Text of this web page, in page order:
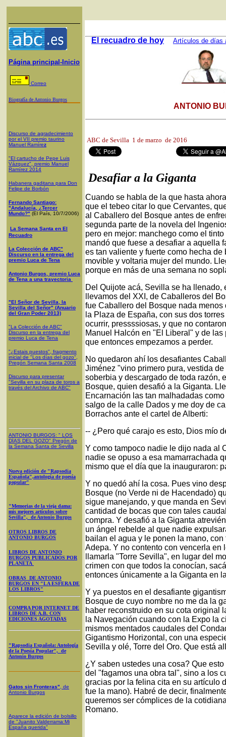
Página principal-Inicio
Correo
Biografía de Antonio Burgos
Discurso de agradecimiento
por el VII premio taurino
Manuel Ramírez
"El cartucho de Pepe Luis
Vázquez", premio Manuel
Ramírez 2014
Habanera gaditana para Don
Felipe de Borbón
Fernando Santiago:
"Andalucía, ¿Tercer
Mundo?" (El País, 10/7/2006)
La Semana Santa en El
Recuadro
La Colección de ABC"
Discurso en la entrega del
premio Luca de Tena
Antonio Burgos, premio Luca
de Tena a una trayectoria
"El Señor de Sevilla, la
Sevilla del Señor" (Anuario
del Gran Poder 2013)
"La Colección de ABC"
Discurso en la entrega del
premio Luca de Tena
"¿Estais puestos", fragmento
inicial de "Los días del gozo",
Pregón Semana Santa 2008
Discurso para presentar
"Sevilla en su plaza de toros a
través del Archivo de ABC"
ANTONIO BURGOS: " LOS
DÍAS DEL GOZO" Pregón de
la Semana Santa de Sevilla
Nueva edición de "Rapsodia
Española",antología de poesía
popular"
"Memorias de la vieja dama:
mis mejores artículos sobre
Sevilla", de Antonio Burgos
OTROS LIBROS DE
ANTONIO BURGOS
LIBROS DE ANTONIO
BURGOS PUBLICADOS POR
PLANETA
OBRAS DE ANTONIO
BURGOS EN "LA ESFERA DE
LOS LIBROS"
COMPRA POR INTERNET DE
LIBROS DE A.B. CON
EDICIONES AGOTADAS
"Rapsodia Española: Antología
de la Poesía Popular", de
Antonio Burgos
Gatos sin Fronteras" , de
Antonio Burgos
Aparece la edición de bolsillo
de "Juanito Valderrama:Mi
España querida"
El recuadro de hoy Artículos de días
ANTONIO
ABC de Sevilla 1 de marzo de 2016
Desafiar a la Giganta
Cuando se habla de la que hasta
que el tebeo citar lo que Cervantes,
al Caballero del Bosque antes de
segunda parte de la novela del
pero en mejor: manchego como el
mandó que fuese a desafiar a aquella
es tan valiente y fuerte como hecha
movible y voltaria mujer del mundo.
porque en más de una semana no
Del Quijote acá, Sevilla se ha
llevamos del XXI, de Caballeros del
fue Caballero del Bosque nada
la Plaza de España, con sus dos
ocurrir, pressssiosas, y que no
Manuel Halcón en "El Liberal" y de
que entonces empezamos a perder.
No quedaron ahí los desafiantes
Jiménez "vino primero pura, vestida
soberbia y descargado de toda razón,
Bosque, quien desafió a la Giganta.
Encarnación las tan malhadadas
salgo de la calle Dados y me doy de
Borrachos ante el cartel de Alberti:
-- ¿Pero qué carajo es esto, Dios mío
Y como tampoco nadie le dijo nada al
nadie se opuso a esa mamarrachada
mismo que el día que la inauguraron:
Y no quedó ahí la cosa. Pues vino
Bosque (no Verde ni de Hacendado)
sigue manejando, y que manda en
cantidad de bocas que con tales
compra. Y desafió a la Giganta
un ángel rebelde al que nadie
bailan el agua y le ponen la mano,
Adepa. Y no contento con vencerla
llamarla "Torre Sevilla", en lugar del
crimen con que todos la conocían,
entonces únicamente a la Giganta en
Y ya puestos en el desafiante
Bosque de cuyo nombre no me da la
haber reconstruido en su cota original
la Navegación cuando con la Expo la
mismos mentados caudales del
Gigantismo Horizontal, con una
Sevilla y olé, Torre del Oro. Que está
¿Y saben ustedes una cosa? Que
del "fagamos una obra tal", sino a los
gracias por la felina cita en su artículo
fue la mano). Habré de decir,
queremos ser cómplices de la
Romano.